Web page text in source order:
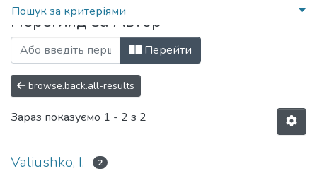
Пошук за критеріями
Перегляд за Автор
Перейти
browse.back.all-results
Зараз показуємо 1 - 2 з 2
Valiushko, I. 2